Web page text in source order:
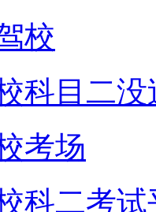
校
科目二
考场
科二考试